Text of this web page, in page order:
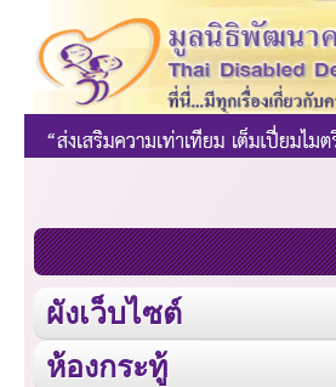
ผังเว็บไซต์
ห้องกระทู้